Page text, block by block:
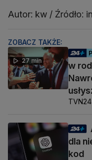
Autor: kw / Źródło:
ZOBACZ TAKŻE:
27 min
w
TVN24
dla
kod